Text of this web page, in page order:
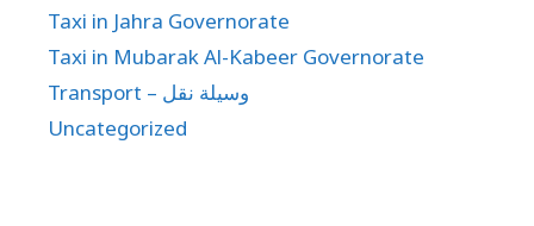
Taxi in Jahra Governorate
Taxi in Mubarak Al-Kabeer Governorate
Transport – وسيلة نقل
Uncategorized